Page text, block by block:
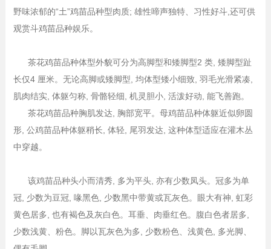
野味浓郁的“土”鸡苗品种型肉质; 雄性啼声独特、习性好斗,还可供
观赏斗鸡苗品种娱乐。
茶花鸡苗品种体型外貌可分为高脚型和矮脚型2 类, 矮脚型趾
长仅4 厘米。无论高脚或矮脚型, 均体型矮小细致, 羽毛光滑紧凑,
肌肉结实, 体躯匀称, 骨骼轻细, 机灵胆小, 活泼好动, 能飞善跑。
茶花鸡苗品种胸肌发达, 胸部宽平。母鸡苗品种体躯近似卵圆
形, 公鸡苗品种体躯稍长, 体轻, 尾羽发达, 这种体型适应在灌木丛
中穿越。
该鸡苗品种头小而清秀, 多为平头, 亦有少数凤头。冠多为单
冠, 少数为豆冠, 喙黑色, 少数黑中带黄或瓦灰色。眼大有神, 虹彩
黄色居多, 也有褐色及灰白色。耳垂、肉垂红色。腹白色者居多,
少数浅黄、粉色。脚以瓦灰色为多, 少数粉色、浅黄色, 多光脚、